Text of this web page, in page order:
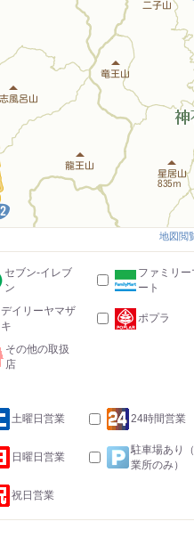
地図閲
セブン-イレブ
ン
ファミリー
ート
デイリーヤマザ
キ
ポプラ
その他の取扱
店
土曜日営業 24時間営業
日曜日営業
駐車場あり
業所のみ）
祝日営業